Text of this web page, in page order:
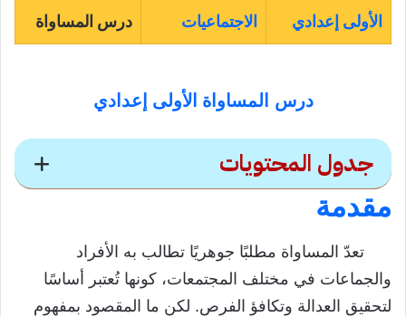
الأولى إعدادي الاجتماعيات درس المساواة
درس المساواة الأولى إعدادي
جدول المحتويات
درس
إعدادي
مقدمة
مقدمة
تعدّ المساواة مطلبًا جوهريًا تطالب به الأفراد
والجماعات في مختلف المجتمعات، كونها تُعتبر أساسًا
لتحقيق العدالة وتكافؤ الفرص. لكن ما المقصود بمفهوم